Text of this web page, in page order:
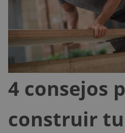
4 consejos
construir